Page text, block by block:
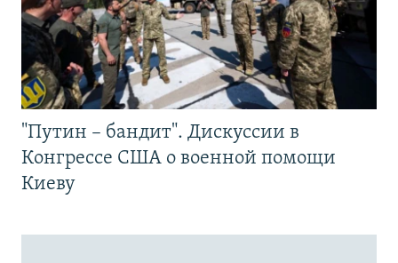
"Путин – бандит". Дискуссии в
Конгрессе США о военной помощи
Киеву